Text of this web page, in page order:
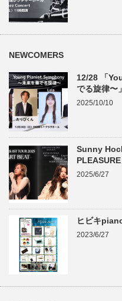
NEWCOMERS
12/28 「
でる旋律〜
2025/10/10
Sunny
2025/6/27
ヒビキ
2023/6/27